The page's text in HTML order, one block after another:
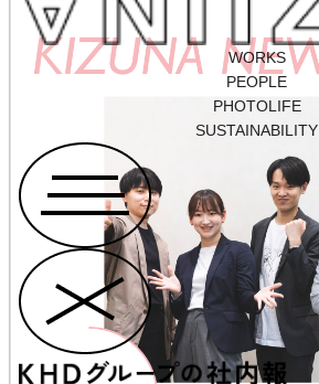
WORKS
PEOPLE
PHOTOLIFE
SUSTAINABILITY